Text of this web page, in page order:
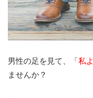
男性の足を見て、「 私
ませんか？